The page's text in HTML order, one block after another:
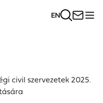
EN
civil szervezetek 2025.